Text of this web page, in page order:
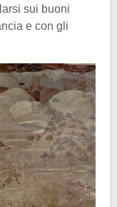
sui buoni
e con gli